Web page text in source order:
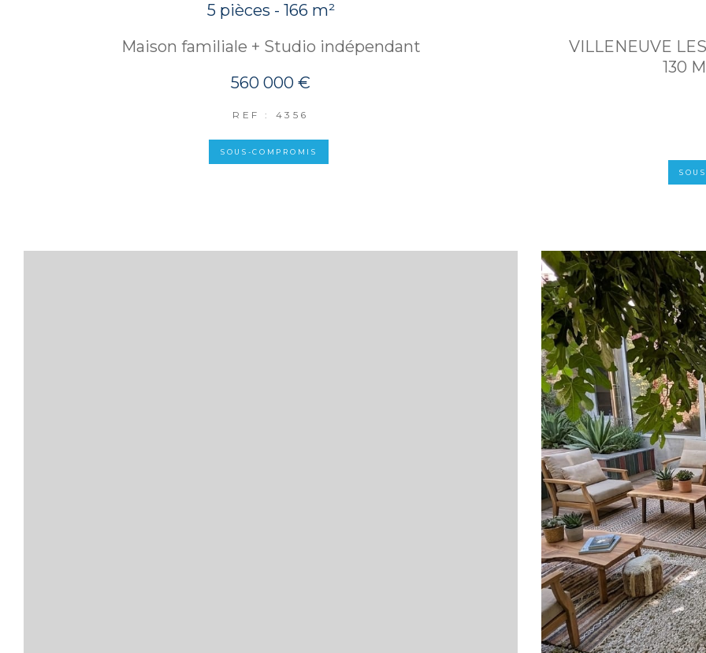
5 pièces - 166 m²
Maison familiale + Studio indépendant
560 000 €
REF : 4356
SOUS-COMPROMIS
VILLENEUVE
130